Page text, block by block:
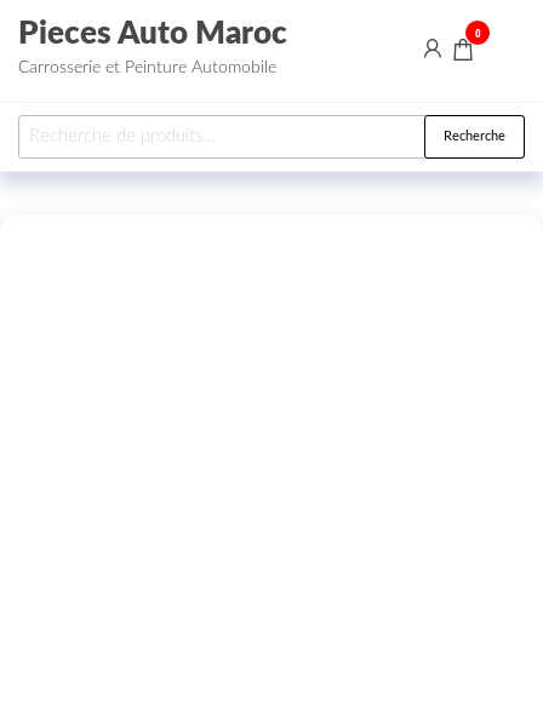
Aller au contenu
Pieces Auto Maroc
Carrosserie et Peinture Automobile
0
Recherche pour : Recherche